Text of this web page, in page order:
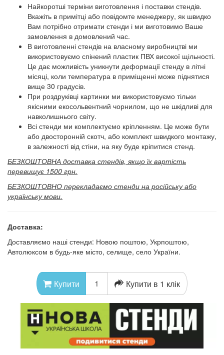
Найкоротші терміни виготовлення і поставки стендів.
Вкажіть в примітці або повідомте менеджеру, як швидко
Вам потрібно отримати стенди і ми виготовимо Ваше
замовлення в домовлений час.
В виготовленні стендів на власному виробництві ми
використовуємо спінений пластик ПВХ високої щільності.
Це дає можливість уникнути деформації стенду в літні
місяці, коли температура в приміщенні може піднятися
вище 30 градусів.
При роздруківці картинки ми використовуємо тільки
якісними екосольвентний чорнилом, що не шкідливі для
навколишнього світу.
Всі стенди ми комплектуємо кріпленням. Це може бути
або двосторонній скотч, або комплект швидкого монтажу,
в залежності від стіни, на яку буде кріпитися стенд.
БЕЗКОШТОВНА доставка стендів, якщо їх вартість
перевищує 1500 грн.
БЕЗКОШТОВНО перекладаємо стенди на російську або
українську мови.
Доставка:
Доставляємо наші стенди: Новою поштою, Укрпоштою,
Автолюксом в будь-яке місто, селище, село України.
Купити Купити в 1 клік